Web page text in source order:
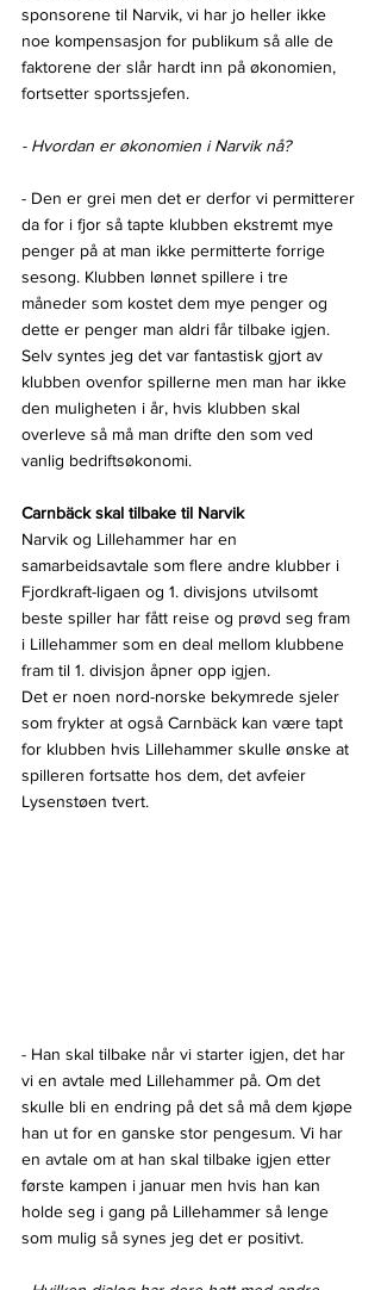
sponsorene til Narvik, vi har jo heller ikke
noe kompensasjon for publikum så alle de
faktorene der slår hardt inn på økonomien,
fortsetter sportssjefen.
- Hvordan er økonomien i Narvik nå?
- Den er grei men det er derfor vi permitterer
da for i fjor så tapte klubben ekstremt mye
penger på at man ikke permitterte forrige
sesong. Klubben lønnet spillere i tre
måneder som kostet dem mye penger og
dette er penger man aldri får tilbake igjen.
Selv syntes jeg det var fantastisk gjort av
klubben ovenfor spillerne men man har ikke
den muligheten i år, hvis klubben skal
overleve så må man drifte den som ved
vanlig bedriftsøkonomi.
Carnbäck skal tilbake til Narvik
Narvik og Lillehammer har en
samarbeidsavtale som flere andre klubber i
Fjordkraft-ligaen og 1. divisjons utvilsomt
beste spiller har fått reise og prøvd seg fram
i Lillehammer som en deal mellom klubbene
fram til 1. divisjon åpner opp igjen.
Det er noen nord-norske bekymrede sjeler
som frykter at også Carnbäck kan være tapt
for klubben hvis Lillehammer skulle ønske at
spilleren fortsatte hos dem, det avfeier
Lysenstøen tvert.
- Han skal tilbake når vi starter igjen, det har
vi en avtale med Lillehammer på. Om det
skulle bli en endring på det så må dem kjøpe
han ut for en ganske stor pengesum. Vi har
en avtale om at han skal tilbake igjen etter
første kampen i januar men hvis han kan
holde seg i gang på Lillehammer så lenge
som mulig så synes jeg det er positivt.